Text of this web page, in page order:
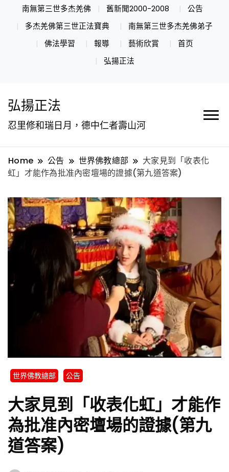
南無第三世多杰羌佛 舊新聞2000-2008
公告
多杰羌佛第三世正法寶典
南無第三世多杰羌佛弟子
佛法學習
報導 藝術欣賞
首页
弘揚正法
弘揚正法
忍里修和瑞日月，德中仁者壽山河
Home 公告 世界佛教總部
大家見到「收表化
虹」才能作為批准內密壇場的證據(第九道答案)
世界佛教總部 公告
大家見到「收表化虹」才能作
為批准內密壇場的證據(第九
道答案)